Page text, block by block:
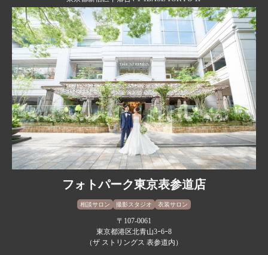
フォトパーク東京表参道店
相談サロン 撮影スタジオ 衣装サロン
〒107-0061
東京都港区北青山3ｰ6ｰ8
（ザ ストリングス 表参道内）